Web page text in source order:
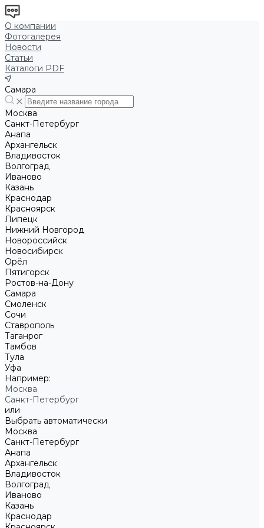
О компании
Фотогалерея
Новости
Статьи
Каталоги PDF
Самара
Москва
Санкт-Петербург
Анапа
Архангельск
Владивосток
Волгоград
Иваново
Казань
Краснодар
Красноярск
Липецк
Нижний Новгород
Новороссийск
Новосибирск
Орёл
Пятигорск
Ростов-на-Дону
Самара
Смоленск
Сочи
Ставрополь
Таганрог
Тамбов
Тула
Уфа
Например:
Москва
Санкт-Петербург
или
Выбрать автоматически
Москва
Санкт-Петербург
Анапа
Архангельск
Владивосток
Волгоград
Иваново
Казань
Краснодар